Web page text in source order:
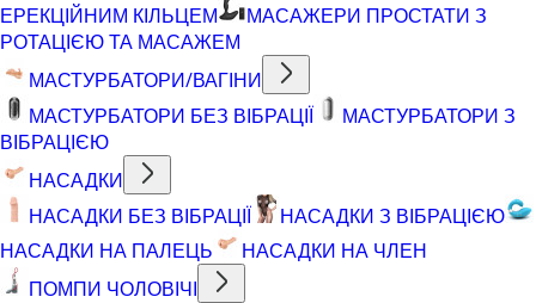
ЕРЕКЦІЙНИМ КІЛЬЦЕМ
МАСАЖЕРИ ПРОСТАТИ З
РОТАЦІЄЮ ТА МАСАЖЕМ
МАСТУРБАТОРИ/ВАГІНИ
МАСТУРБАТОРИ БЕЗ ВІБРАЦІЇ
МАСТУРБАТОРИ З
ВІБРАЦІЄЮ
НАСАДКИ
НАСАДКИ БЕЗ ВІБРАЦІЇ
НАСАДКИ З ВІБРАЦІЄЮ
НАСАДКИ НА ПАЛЕЦЬ
НАСАДКИ НА ЧЛЕН
ПОМПИ ЧОЛОВІЧІ